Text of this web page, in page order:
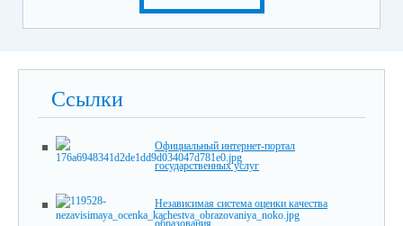
Ссылки
Официальный интернет-портал
государственных услуг
Независимая система оценки качества
образования